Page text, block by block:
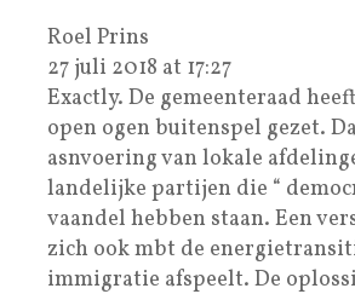
Roel Prins
27 juli 2018 at 17:27
Exactly. De gemeenteraad
open ogen buitenspel gezet.
asnvoering van lokale
landelijke partijen die “
vaandel hebben staan. Een
zich ook mbt de
immigratie afspeelt. De